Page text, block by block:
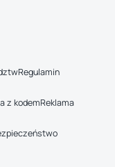
Regulamin
z kodemReklama